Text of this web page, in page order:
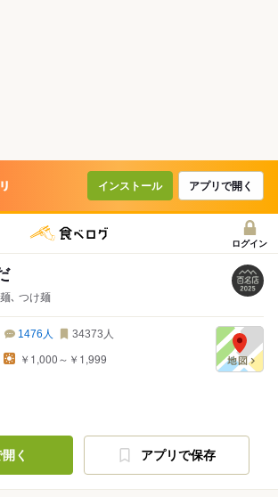
インストール アプリで開く
ログイン
､ つけ麺
1476 人 34373 人
￥1,000～￥1,999
く アプリで保存